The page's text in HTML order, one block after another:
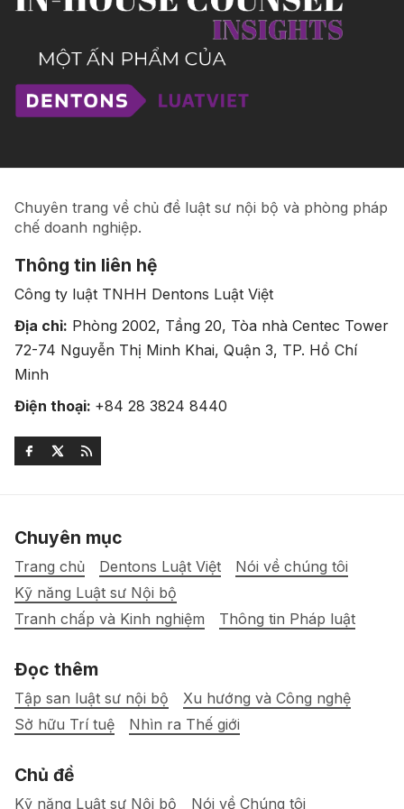
Chuyên trang về chủ đề luật sư nội bộ và phòng pháp
chế doanh nghiệp.
Thông tin liên hệ
Công ty luật TNHH Dentons Luật Việt
Địa chỉ: Phòng 2002, Tầng 20, Tòa nhà Centec Tower
72-74 Nguyễn Thị Minh Khai, Quận 3, TP. Hồ Chí
Minh
Điện thoại: +84 28 3824 8440
Chuyên mục
Trang chủ Dentons Luật Việt
Nói về chúng tôi
Kỹ năng Luật sư Nội bộ
Tranh chấp và Kinh nghiệm
Thông tin Pháp luật
Đọc thêm
Tập san luật sư nội bộ
Xu hướng và Công nghệ
Sở hữu Trí tuệ
Nhìn ra Thế giới
Chủ đề
Kỹ năng Luật sư Nội bộ Nói về Chúng tôi